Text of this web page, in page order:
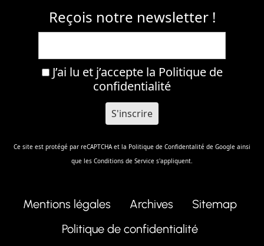
Reçois notre newsletter !
J’ai lu et j’accepte la Politique de
confidentialité
Ce site est protégé par reCAPTCHA et la Politique de Confidentalité de Google ainsi
que les Conditions de Service s'appliquent.
Mentions légales Archives
Sitemap
Politique de confidentialité